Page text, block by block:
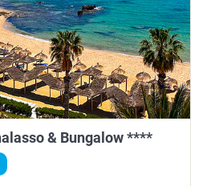
& Bungalow ****